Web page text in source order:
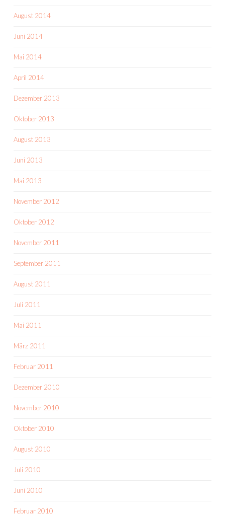
August 2014
Juni 2014
Mai 2014
April 2014
Dezember 2013
Oktober 2013
August 2013
Juni 2013
Mai 2013
November 2012
Oktober 2012
November 2011
September 2011
August 2011
Juli 2011
Mai 2011
März 2011
Februar 2011
Dezember 2010
November 2010
Oktober 2010
August 2010
Juli 2010
Juni 2010
Februar 2010